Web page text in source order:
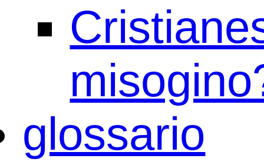
glossario